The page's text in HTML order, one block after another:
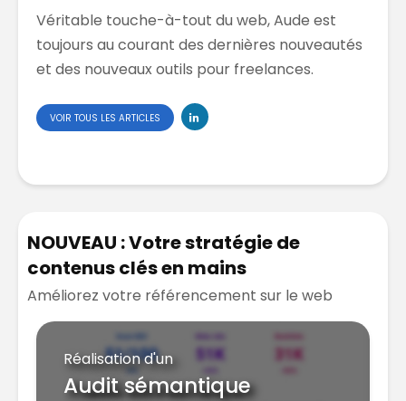
Véritable touche-à-tout du web, Aude est
toujours au courant des dernières nouveautés
et des nouveaux outils pour freelances.
VOIR TOUS LES ARTICLES
NOUVEAU : Votre stratégie de
contenus clés en mains
Améliorez votre référencement sur le web
Réalisation d'un
Audit sémantique